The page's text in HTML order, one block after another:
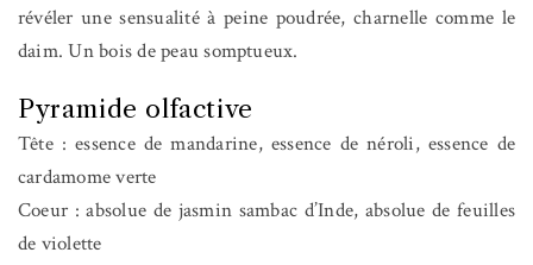
révéler une sensualité à peine poudrée, charnelle comme le
daim. Un bois de peau somptueux.
Pyramide olfactive
Tête : essence de mandarine, essence de néroli, essence de
cardamome verte
Coeur : absolue de jasmin sambac d’Inde, absolue de feuilles
de violette